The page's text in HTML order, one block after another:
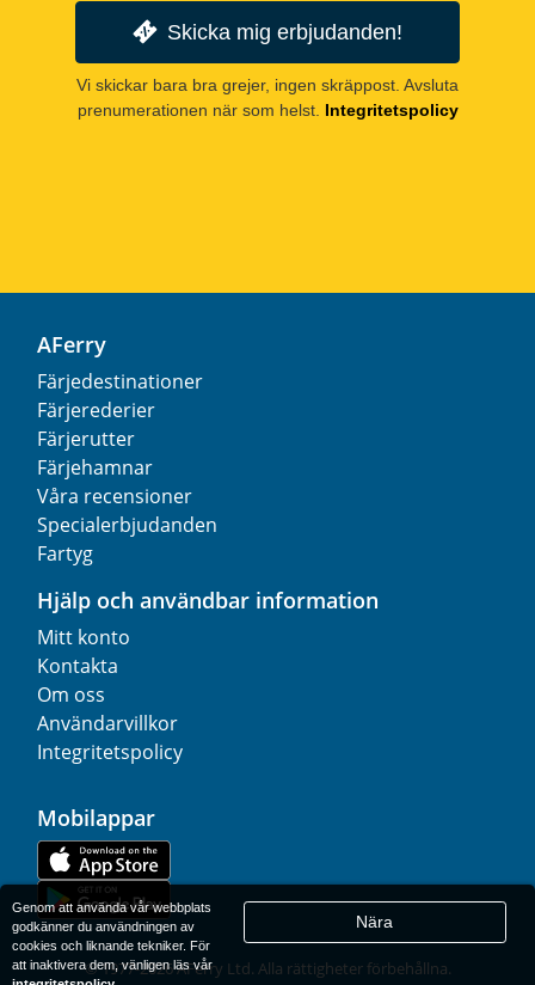
Skicka mig erbjudanden!
Vi skickar bara bra grejer, ingen skräppost. Avsluta
prenumerationen när som helst. Integritetspolicy
AFerry
Färjedestinationer
Färjerederier
Färjerutter
Färjehamnar
Våra recensioner
Specialerbjudanden
Fartyg
Hjälp och användbar information
Mitt konto
Kontakta
Om oss
Användarvillkor
Integritetspolicy
Mobilappar
© 1977-2026AFerry Ltd. Alla rättigheter förbehållna.
Genom att använda vår webbplats
godkänner du användningen av
cookies och liknande tekniker. För
att inaktivera dem, vänligen läs vår
Nära